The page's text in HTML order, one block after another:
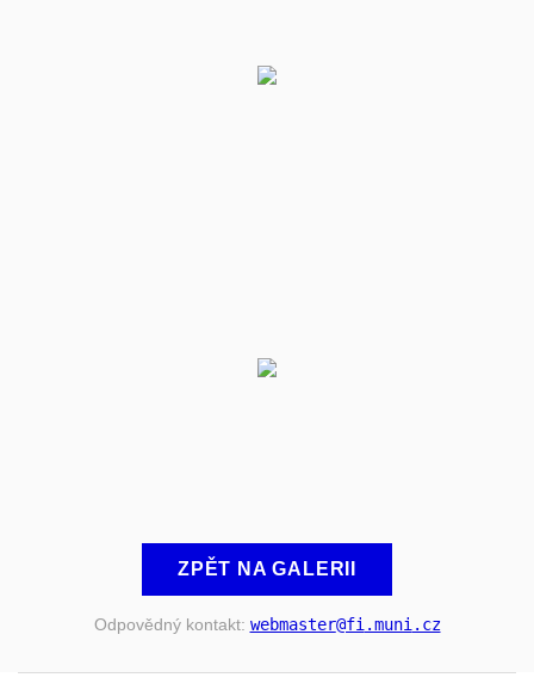
ZPĚT NA GALERII
Odpovědný kontakt: webmaster@fi .muni .cz